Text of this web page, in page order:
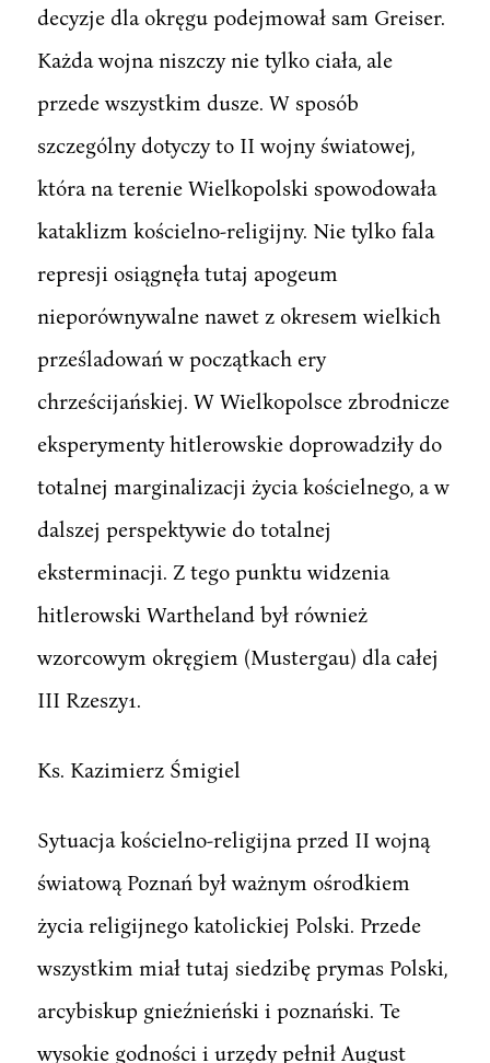
decyzje dla okręgu podejmował sam Greiser.
Każda wojna niszczy nie tylko ciała, ale
przede wszystkim dusze. W sposób
szczególny dotyczy to II wojny światowej,
która na terenie Wielkopolski spowodowała
kataklizm kościelno-religijny. Nie tylko fala
represji osiągnęła tutaj apogeum
nieporównywalne nawet z okresem wielkich
prześladowań w początkach ery
chrześcijańskiej. W Wielkopolsce zbrodnicze
eksperymenty hitlerowskie doprowadziły do
totalnej marginalizacji życia kościelnego, a w
dalszej perspektywie do totalnej
eksterminacji. Z tego punktu widzenia
hitlerowski Wartheland był również
wzorcowym okręgiem (Mustergau) dla całej
III Rzeszy1.
Ks. Kazimierz Śmigiel
Sytuacja kościelno-religijna przed II wojną
światową Poznań był ważnym ośrodkiem
życia religijnego katolickiej Polski. Przede
wszystkim miał tutaj siedzibę prymas Polski,
arcybiskup gnieźnieński i poznański. Te
wysokie godności i urzędy pełnił August